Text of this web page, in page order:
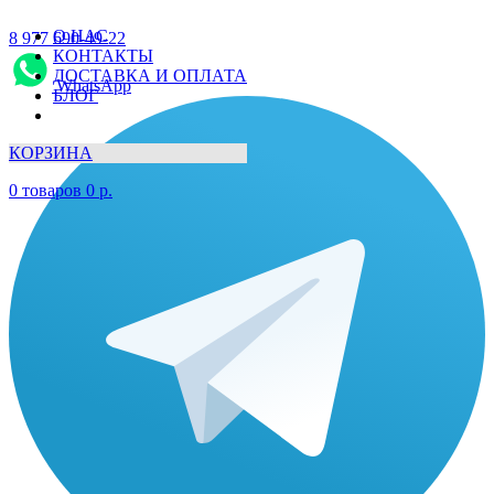
О НАС
КОНТАКТЫ
ДОСТАВКА И ОПЛАТА
БЛОГ
КОРЗИНА
0 товаров 0 р.
8 977 690-49-22
WhatsApp